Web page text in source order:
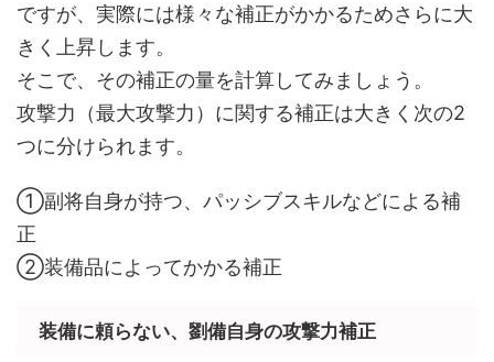
ですが、実際には様々な補正がかかるためさらに大
きく上昇します。
そこで、その補正の量を計算してみましょう。
攻撃力（最大攻撃力）に関する補正は大きく次の2
つに分けられます。
①副将自身が持つ、パッシブスキルなどによる補
正
②装備品によってかかる補正
装備に頼らない、劉備自身の攻撃力補正